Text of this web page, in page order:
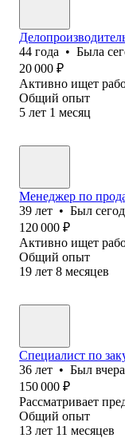
44 года • Была
20 000 ₽
Активно ищет
Общий опыт
5 лет 1 месяц
Mенеджер по
39 лет • Был
120 000 ₽
Активно ищет
Общий опыт
19 лет 8 месяцев
Специалист по
36 лет • Был вчера
150 000 ₽
Рассматривает
Общий опыт
13 лет 11 месяцев